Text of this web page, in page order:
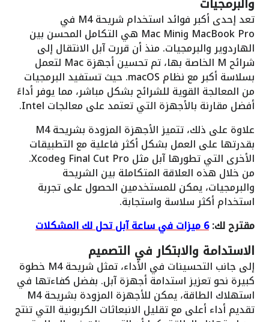
تعد إحدى أكبر فوائد استخدام شريحة M4 في
MacBook Pro وMac Mini هي التكامل المحسن بين
الهاردوير والبرمجيات. منذ أن قررت آبل الانتقال إلى
شرائح M الخاصة بها، تم تحسين أجهزة Mac لتعمل
بسلاسة أكبر مع نظام macOS. حيث تستفيد البرمجيات
من المعالجة القوية للشرائح بشكل مباشر، مما يوفر أداءً
أفضل مقارنة بالأجهزة التي تعتمد على معالجات Intel.
علاوة على ذلك، تتميز الأجهزة المزودة بشريحة M4
بقدرتها على العمل بشكل أكثر فاعلية مع التطبيقات
الأخرى التي تطورها آبل مثل Final Cut Pro وXcode.
من خلال هذه العلاقة المتكاملة بين الشريحة
والبرمجيات، يمكن للمستخدمين الحصول على تجربة
استخدام أكثر سلاسة واستجابة.
مقترح لك:6 ميزات في ساعة آبل تحل لك المشكلات
الاستدامة والابتكار في التصميم
إلى جانب التحسينات في الأداء، تمثل شريحة M4 خطوة
كبيرة نحو تعزيز استدامة أجهزة آبل. بفضل كفاءتها في
استهلاك الطاقة، يمكن للأجهزة المزودة بشريحة M4
تقديم أداء أعلى مع تقليل الانبعاثات الكربونية التي تنتج